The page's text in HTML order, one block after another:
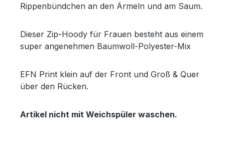
Rippenbündchen an den Ärmeln und am Saum.
Dieser Zip-Hoody für Frauen besteht aus einem
super angenehmen Baumwoll-Polyester-Mix
EFN Print klein auf der Front und Groß & Quer
über den Rücken.
Artikel nicht mit Weichspüler waschen.